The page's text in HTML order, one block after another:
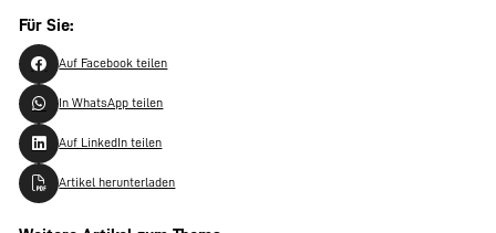
Für Sie:
Auf Facebook teilen
In WhatsApp teilen
Auf LinkedIn teilen
Artikel herunterladen